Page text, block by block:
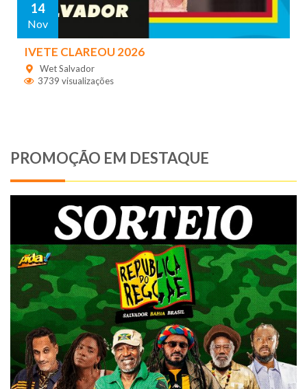
14
Nov
IVETE CLAREOU 2026
Wet Salvador
3739 visualizações
PROMOÇÃO EM DESTAQUE